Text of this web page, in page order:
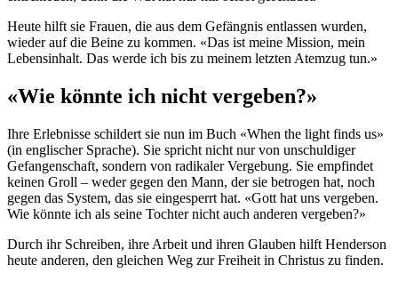
Heute hilft sie Frauen, die aus dem Gefängnis entlassen wurden,
wieder auf die Beine zu kommen. «Das ist meine Mission, mein
Lebensinhalt. Das werde ich bis zu meinem letzten Atemzug tun.»
«Wie könnte ich nicht vergeben?»
Ihre Erlebnisse schildert sie nun im Buch «When the light finds us»
(in englischer Sprache). Sie spricht nicht nur von unschuldiger
Gefangenschaft, sondern von radikaler Vergebung. Sie empfindet
keinen Groll – weder gegen den Mann, der sie betrogen hat, noch
gegen das System, das sie eingesperrt hat. «Gott hat uns vergeben.
Wie könnte ich als seine Tochter nicht auch anderen vergeben?»
Durch ihr Schreiben, ihre Arbeit und ihren Glauben hilft Henderson
heute anderen, den gleichen Weg zur Freiheit in Christus zu finden.